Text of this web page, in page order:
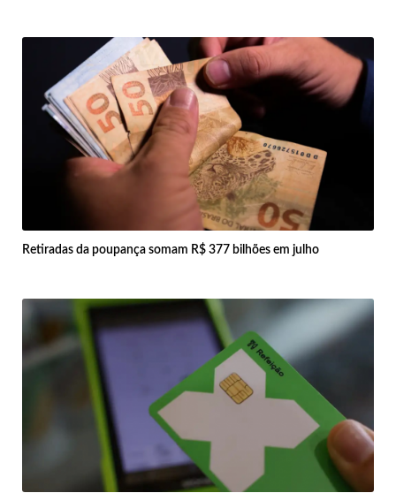
Retiradas da poupança somam R$ 377 bilhões em julho